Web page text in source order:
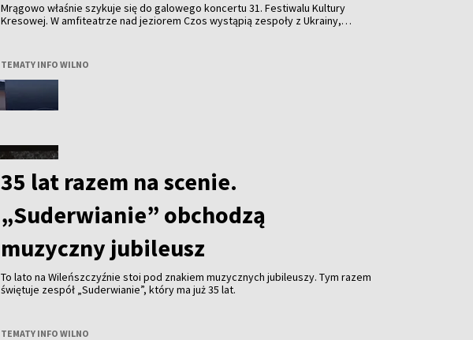
Mrągowo właśnie szykuje się do galowego koncertu 31. Festiwalu Kultury
Kresowej. W amfiteatrze nad jeziorem Czos wystąpią zespoły z Ukrainy,
TEMATY INFO WILNO
35 lat razem na scenie.
„Suderwianie” obchodzą
muzyczny jubileusz
To lato na Wileńszczyźnie stoi pod znakiem muzycznych jubileuszy. Tym razem
świętuje zespół „Suderwianie”, który ma już 35 lat.
TEMATY INFO WILNO